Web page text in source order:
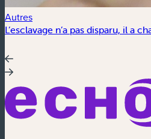
Autres
L’esclavage n’a pas disparu, il a